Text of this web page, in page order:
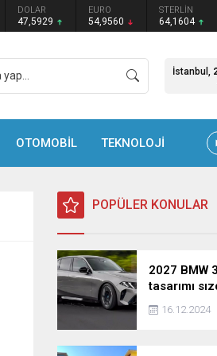
DOLAR
47,5929
EURO
54,9560
STERLİN
64,1604
İstanbul,
OTOMOBİL TEKNOLOJİ
POPÜLER KONULAR
2027 BMW
tasarımı
nesil
şaşırtıcı
16.12.2024